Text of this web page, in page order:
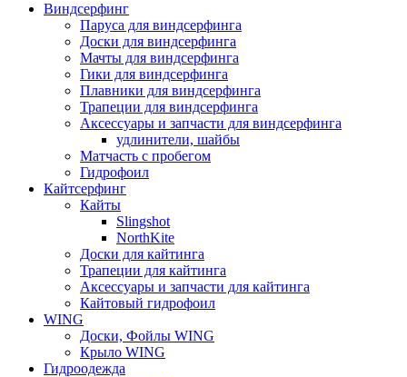
Виндсерфинг
Паруса для виндсерфинга
Доски для виндсерфинга
Мачты для виндсерфинга
Гики для виндсерфинга
Плавники для виндсерфинга
Трапеции для виндсерфинга
Аксессуары и запчасти для виндсерфинга
удлинители, шайбы
Матчасть с пробегом
Гидрофоил
Кайтсерфинг
Кайты
Slingshot
NorthKite
Доски для кайтинга
Трапеции для кайтинга
Аксессуары и запчасти для кайтинга
Кайтовый гидрофоил
WING
Доски, Фойлы WING
Крыло WING
Гидроодежда